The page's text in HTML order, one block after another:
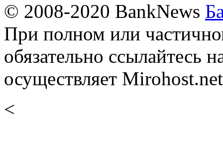
© 2008-2020 BankNews
При полном или
обязательно ссылайтесь
осуществляет
<